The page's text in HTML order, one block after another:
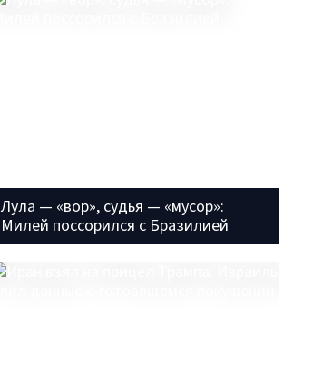
Лула — «вор», судья — «мусор»:
Милей поссорился с Бразилией